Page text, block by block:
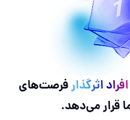
افراد اثرگذارفرصت‌های
قرار می‌دهد.